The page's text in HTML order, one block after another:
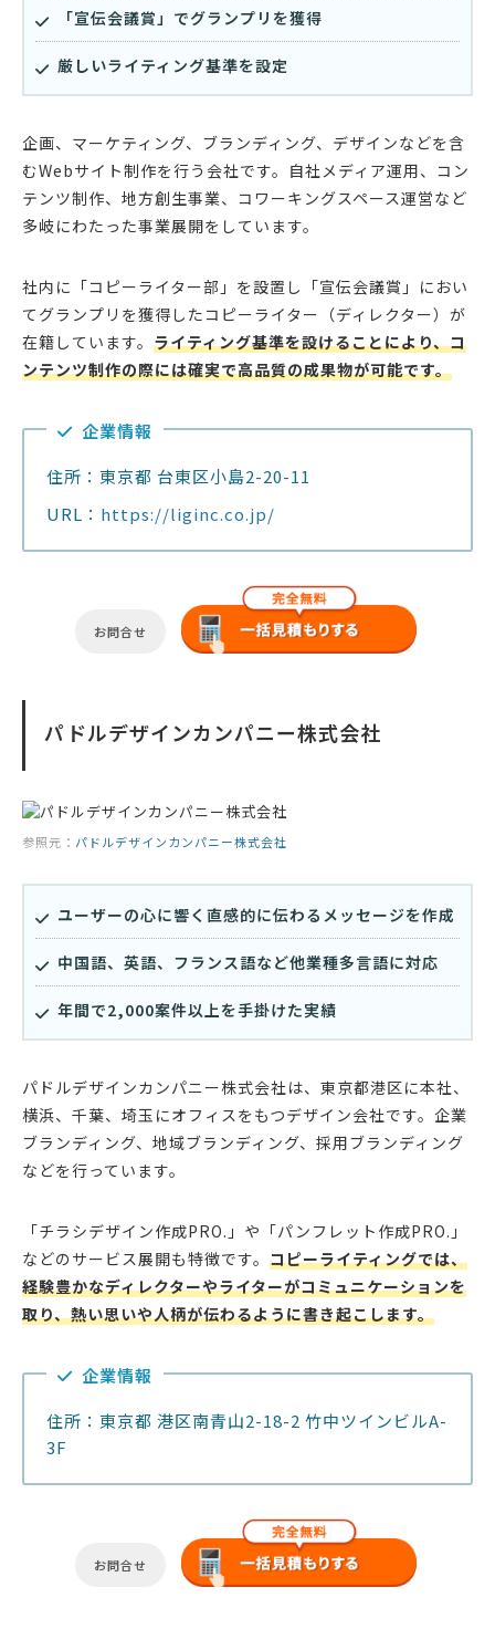
「宣伝会議賞」でグランプリを獲得
厳しいライティング基準を設定
企画、マーケティング、ブランディング、デザインなどを含
むWebサイト制作を行う会社です。自社メディア運用、コン
テンツ制作、地方創生事業、コワーキングスペース運営など
多岐にわたった事業展開をしています。
社内に「コピーライター部」を設置し「宣伝会議賞」におい
てグランプリを獲得したコピーライター（ディレクター）が
在籍しています。 ライティング基準を設けることにより、コ
ンテンツ制作の際には確実で高品質の成果物が可能です。
企業情報
住所：東京都 台東区小島2-20-11
URL： https://liginc.co.jp/
お問合せ
パドルデザインカンパニー株式会社
参照元： パドルデザインカンパニー株式会社
ユーザーの心に響く直感的に伝わるメッセージを作成
中国語、英語、フランス語など他業種多言語に対応
年間で2,000案件以上を手掛けた実績
パドルデザインカンパニー株式会社は、東京都港区に本社、
横浜、千葉、埼玉にオフィスをもつデザイン会社です。企業
ブランディング、地域ブランディング、採用ブランディング
などを行っています。
「チラシデザイン作成PRO.」や「パンフレット作成PRO.」
などのサービス展開も特徴です。 コピーライティングでは、
経験豊かなディレクターやライターがコミュニケーションを
取り、熱い思いや人柄が伝わるように書き起こします。
企業情報
住所：東京都 港区南青山2-18-2 竹中ツインビルA-
3F
お問合せ